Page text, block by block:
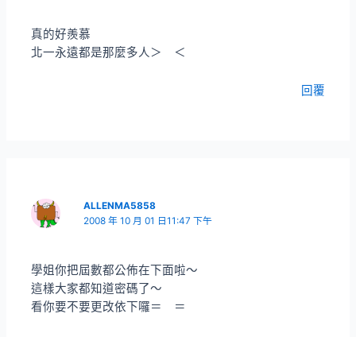
真的好羨慕
北一永遠都是那麼多人＞ ＜
回覆
ALLENMA5858
2008 年 10 月 01 日11:47 下午
學姐你把屆數都公佈在下面啦～
這樣大家都知道密碼了～
看你要不要更改依下囉＝ ＝